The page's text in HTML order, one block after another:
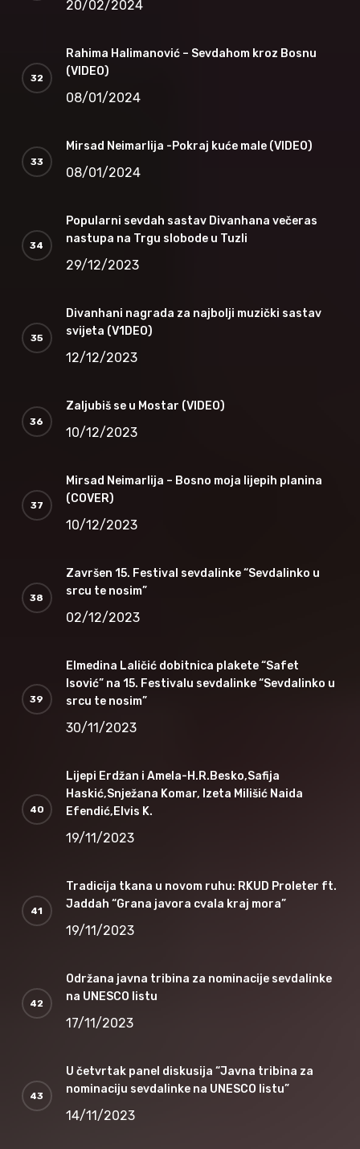
20/02/2024
Rahima Halimanović – Sevdahom kroz Bosnu
(VIDEO)
08/01/2024
Mirsad Neimarlija -Pokraj kuće male (VIDEO)
08/01/2024
Popularni sevdah sastav Divanhana večeras
nastupa na Trgu slobode u Tuzli
29/12/2023
Divanhani nagrada za najbolji muzički sastav
svijeta (V1DEO)
12/12/2023
Zaljubiš se u Mostar (VIDEO)
10/12/2023
Mirsad Neimarlija – Bosno moja lijepih planina
(COVER)
10/12/2023
Završen 15. Festival sevdalinke “Sevdalinko u
srcu te nosim”
02/12/2023
Elmedina Laličić dobitnica plakete “Safet
Isović” na 15. Festivalu sevdalinke “Sevdalinko u
srcu te nosim”
30/11/2023
Lijepi Erdžan i Amela-H.R.Besko,Safija
Haskić,Snježana Komar, Izeta Milišić Naida
Efendić,Elvis K.
19/11/2023
Tradicija tkana u novom ruhu: RKUD Proleter ft.
Jaddah “Grana javora cvala kraj mora”
19/11/2023
Održana javna tribina za nominacije sevdalinke
na UNESCO listu
17/11/2023
U četvrtak panel diskusija “Javna tribina za
nominaciju sevdalinke na UNESCO listu”
14/11/2023